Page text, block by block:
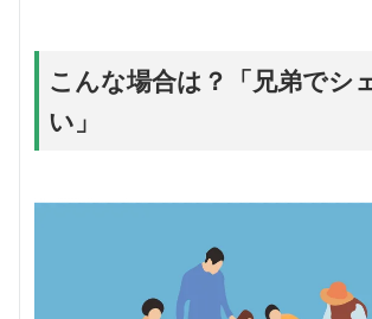
こんな場合は？「兄弟でシ
い」